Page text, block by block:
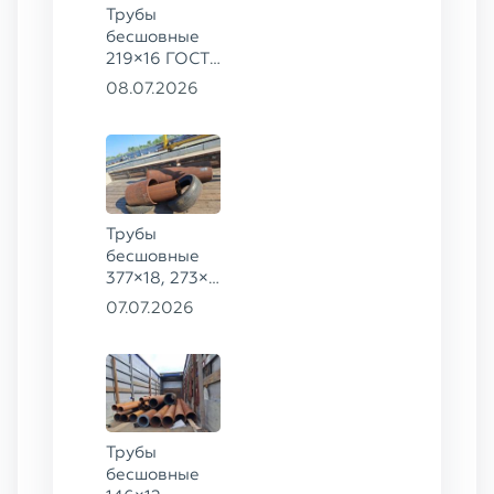
Трубы
бесшовные
219×16 ГОСТ
8732-78, ст.
08.07.2026
Трубы
бесшовные
377×18, 273×8
ГОСТ 8732-
09Г2С
07.07.2026
Трубы
бесшовные